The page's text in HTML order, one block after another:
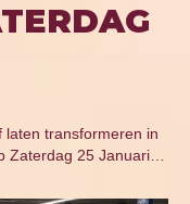
laten transformeren in
Zaterdag 25 Januari…